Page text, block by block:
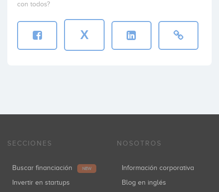
con todos?
X
SECCIONES
Buscar financiación NEW
Invertir en startups
NOSOTROS
Información corporativa
Blog en inglés